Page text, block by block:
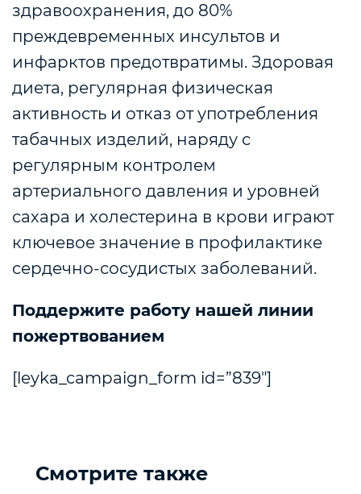
здравоохранения, до 80%
преждевременных инсультов и
инфарктов предотвратимы. Здоровая
диета, регулярная физическая
активность и отказ от употребления
табачных изделий, наряду с
регулярным контролем
артериального давления и уровней
сахара и холестерина в крови играют
ключевое значение в профилактике
сердечно-сосудистых заболеваний.
Поддержите работу нашей линии
пожертвованием
[leyka_campaign_form id=”839″]
Смотрите также